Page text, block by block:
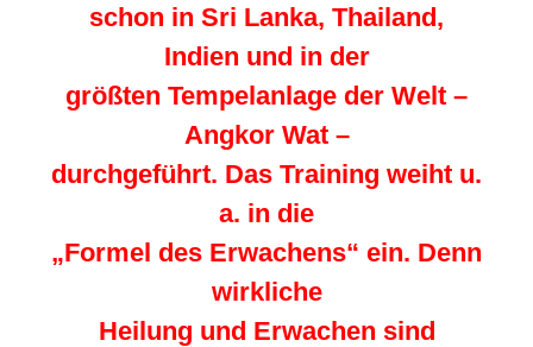
schon in Sri Lanka, Thailand,
Indien und in der
größten Tempelanlage der Welt –
Angkor Wat –
durchgeführt. Das Training weiht u.
a. in die
„Formel des Erwachens“ ein. Denn
wirkliche
Heilung und Erwachen sind